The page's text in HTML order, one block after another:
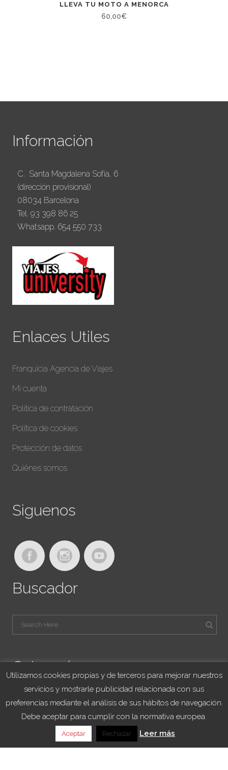
LLEVA TU MOTO A MENORCA
60,00€
Información
C. Santa Magdalena Sofía, 6
(dirección provisional)
08034 Barcelona
Tel. 93 398 86 25
Whatsapp. 654 550 733
Enlaces Utiles
Franquicia Agencia de Viajes
Mi cuenta
Política de contratación
Política de cookies
Protección de datos
Quiénes somos
Siguenos
Buscador
Categorías
Blog Viajes University
Franquicias
Utilizamos cookies propias y de terceros para mejorar nuestros
servicios y mostrarle publicidad relacionada con sus
preferencias mediante el análisis de sus hábitos de navegación.
Debe aceptar para cumplir con la normativa europea.
Aceptar Rechazar Leer más